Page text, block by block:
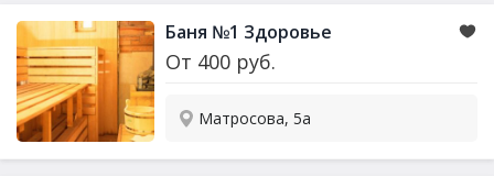
Баня №1 Здоровье
От 400 руб.
Матросова, 5а